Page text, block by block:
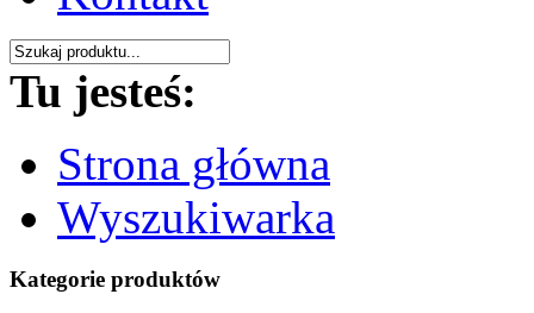
Tu jesteś:
Strona główna
Wyszukiwarka
Kategorie produktów